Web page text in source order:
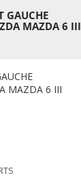
GAUCHE
MAZDA 6 III
MAZDA 6 III